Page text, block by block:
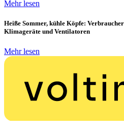
Mehr lesen
Heiße Sommer, kühle Köpfe:
Klimageräte und Ventilatoren
Mehr lesen